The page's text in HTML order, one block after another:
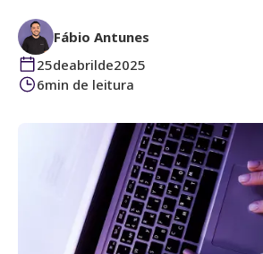
Fábio Antunes
25deabrilde2025
6min de leitura